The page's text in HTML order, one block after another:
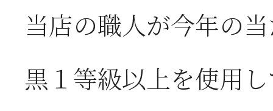
当店の職人が今年の
黒１等級以上を使用